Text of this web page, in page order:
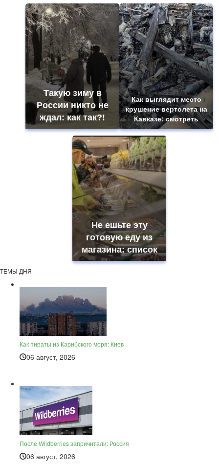
Такую зиму в
России никто не
ждал: как так?!
Как выглядит место
крушение вертолета на
Кавказе: смотреть
Не ешьте эту
готовую еду из
магазина: список
ТЕМЫ ДНЯ
Как пираты из Карибского моря: Киев
06 август, 2026
После Wildberries запричитали: Россия
06 август, 2026